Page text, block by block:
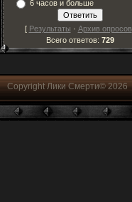
6 часов и больше
[ Результаты · Архив опросов
Всего ответов: 729
Copyright Лики Смерти© 2026